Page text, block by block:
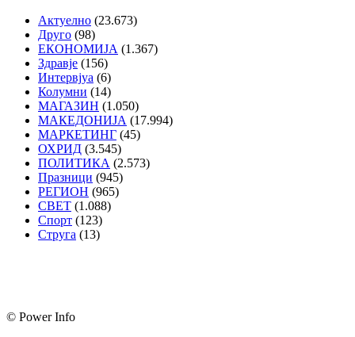
Актуелно (23.673)
Друго (98)
ЕКОНОМИЈА (1.367)
Здравје (156)
Интервјуа (6)
Колумни (14)
МАГАЗИН (1.050)
МАКЕДОНИЈА (17.994)
МАРКЕТИНГ (45)
ОХРИД (3.545)
ПОЛИТИКА (2.573)
Празници (945)
РЕГИОН (965)
СВЕТ (1.088)
Спорт (123)
Струга (13)
© Power Info